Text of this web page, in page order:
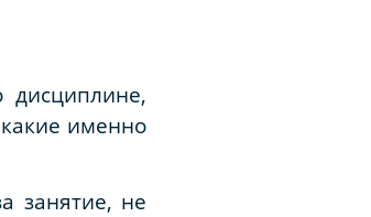
дисциплине,
именно
занятие, не